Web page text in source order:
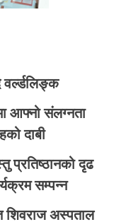
वर्ल्डलिङ्क
आफ्नो संलग्नता
दाबी
प्रतिष्ठानको दृढ
सम्पन्न
शिवराज अस्पताल